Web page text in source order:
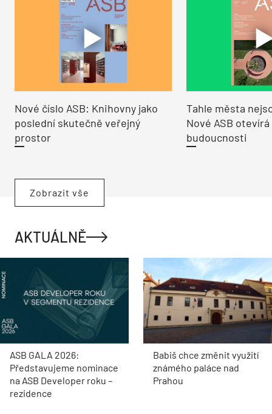
Nové číslo ASB: Knihovny jako
poslední skutečně veřejný
prostor
Tahle města
Nové ASB
budoucnosti
Zobrazit vše
AKTUÁLNĚ
ASB GALA 2026:
Představujeme nominace
na ASB Developer roku –
rezidence
Babiš chce změnit využití
známého paláce nad
Prahou